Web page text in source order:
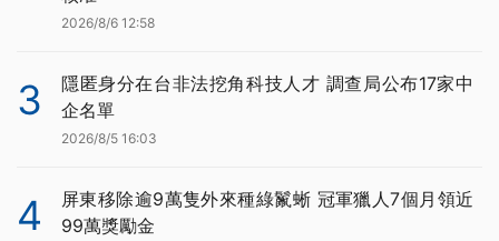
2026/8/6 12:58
3
隱匿身分在台非法挖角科技人才 調查局公布17家中
企名單
2026/8/5 16:03
4
屏東移除逾9萬隻外來種綠鬣蜥 冠軍獵人7個月領近
99萬獎勵金